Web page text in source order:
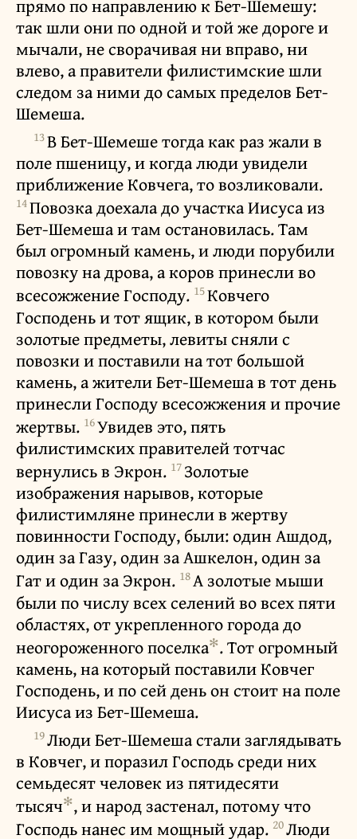
прямо по направлению к Бет-Шемешу:
так шли они по одной и той же дороге и
мычали, не сворачивая ни вправо, ни
влево, а правители филистимские шли
следом за ними до самых пределов Бет-
Шемеша.
13В Бет-Шемеше тогда как раз жали в
поле пшеницу, и когда люди увидели
приближение Ковчега, то возликовали.
14Повозка доехала до участка Иисуса из
Бет-Шемеша и там остановилась. Там
был огромный камень, и люди порубили
повозку на дрова, а коров принесли во
всесожжение Господу. 15Ковчего
Господень и тот ящик, в котором были
золотые предметы, левиты сняли с
повозки и поставили на тот большой
камень, а жители Бет-Шемеша в тот день
принесли Господу всесожжения и прочие
жертвы. 16Увидев это, пять
филистимских правителей тотчас
вернулись в Экрон. 17Золотые
изображения нарывов, которые
филистимляне принесли в жертву
повинности Господу, были: один Ашдод,
один за Газу, один за Ашкелон, один за
Гат и один за Экрон. 18А золотые мыши
были по числу всех селений во всех пяти
областях, от укрепленного города до
неогороженного поселка✻. Тот огромный
камень, на который поставили Ковчег
Господень, и по сей день он стоит на поле
Иисуса из Бет-Шемеша.
19Люди Бет-Шемеша стали заглядывать
в Ковчег, и поразил Господь среди них
семьдесят человек из пятидесяти
тысяч✻, и народ застенал, потому что
Господь нанес им мощный удар. 20Люди